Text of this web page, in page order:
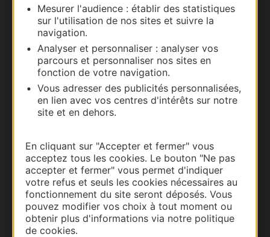
Mesurer l'audience : établir des statistiques
sur l'utilisation de nos sites et suivre la
navigation.
Analyser et personnaliser : analyser vos
parcours et personnaliser nos sites en
fonction de votre navigation.
Vous adresser des publicités personnalisées,
en lien avec vos centres d'intérêts sur notre
site et en dehors.
En cliquant sur "Accepter et fermer" vous
acceptez tous les cookies. Le bouton "Ne pas
accepter et fermer" vous permet d'indiquer
votre refus et seuls les cookies nécessaires au
fonctionnement du site seront déposés. Vous
pouvez modifier vos choix à tout moment ou
obtenir plus d'informations via notre politique
de cookies.
Nous contacter
Carte interactive
Documentation
Thermalisme
Business/Mice